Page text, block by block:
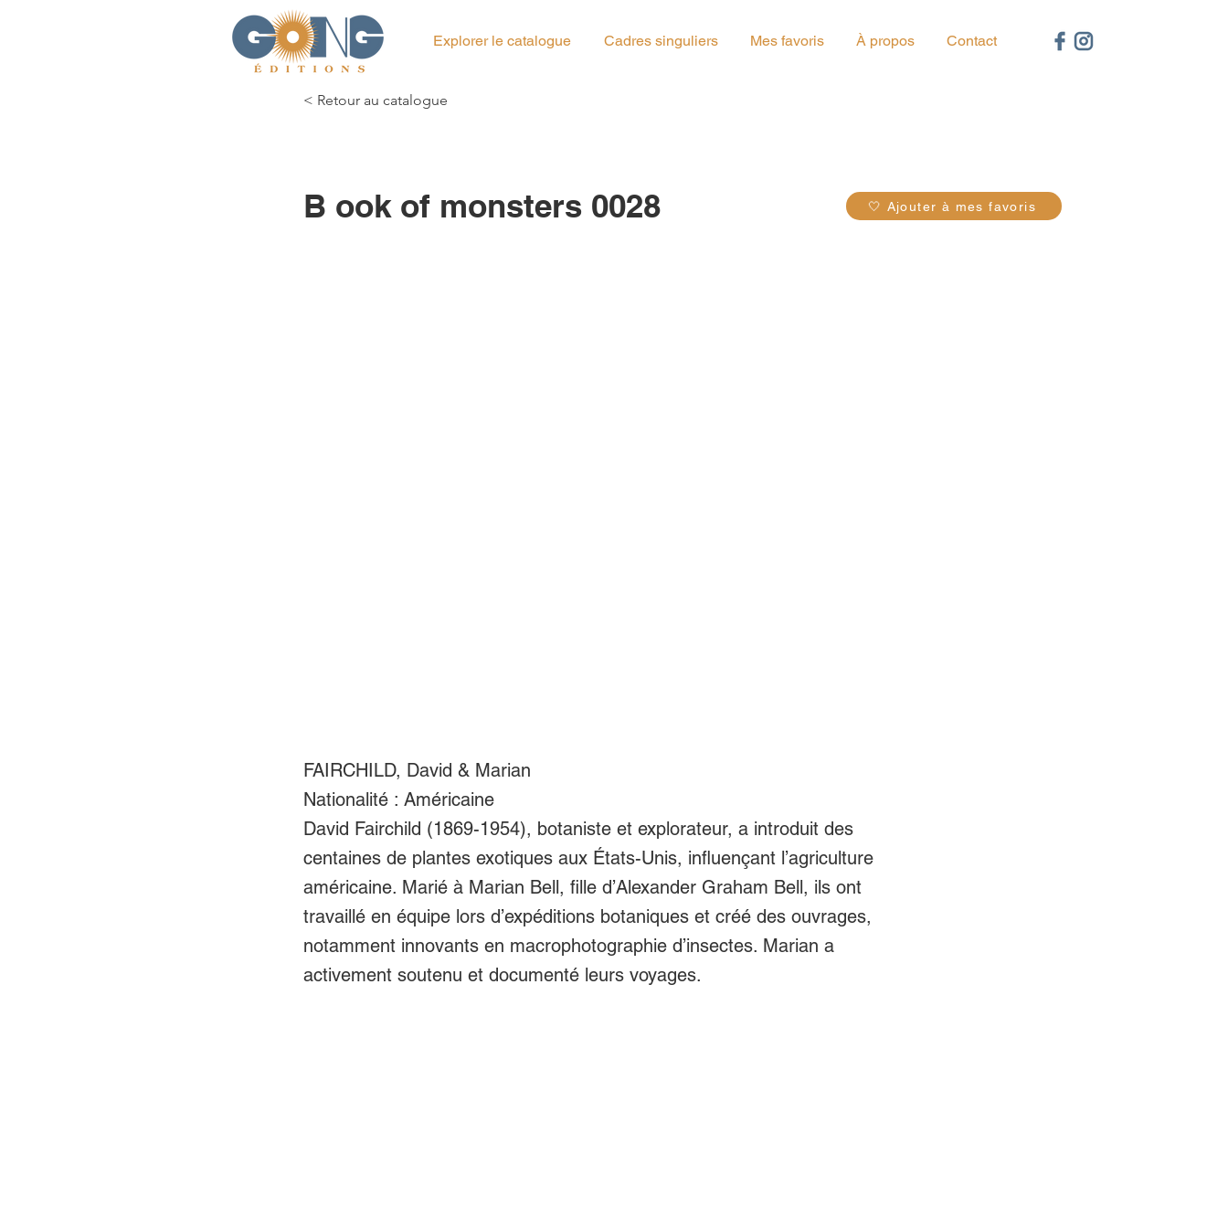
Explorer le catalogue Cadres singuliers Mes favoris À propos Contact
< Retour au catalogue
🤍 Ajouter à mes favoris
B ook of monsters 0028
FAIRCHILD, David & Marian
Nationalité : Américaine
David Fairchild (1869-1954), botaniste et explorateur, a introduit des
centaines de plantes exotiques aux États-Unis, influençant l’agriculture
américaine. Marié à Marian Bell, fille d’Alexander Graham Bell, ils ont
travaillé en équipe lors d’expéditions botaniques et créé des ouvrages,
notamment innovants en macrophotographie d’insectes. Marian a
activement soutenu et documenté leurs voyages.